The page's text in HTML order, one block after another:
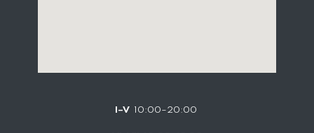
I–V 10:00–20:00